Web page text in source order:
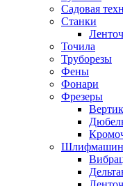
Садовая
Станки
Точила
Труборезы
Фены
Фонари
Фрезеры